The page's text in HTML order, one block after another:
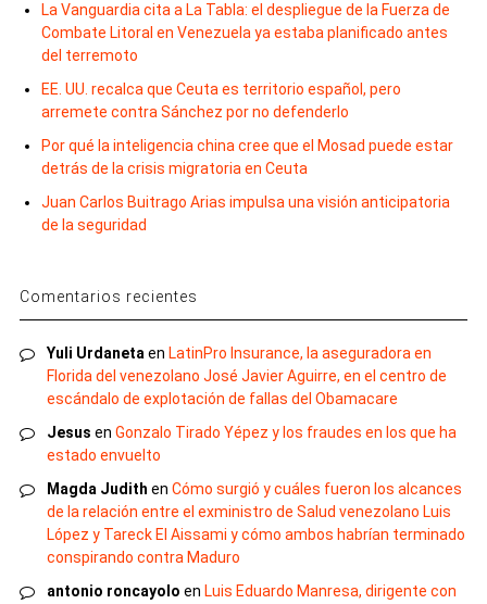
La Vanguardia cita a La Tabla: el despliegue de la Fuerza de
Combate Litoral en Venezuela ya estaba planificado antes
del terremoto
EE. UU. recalca que Ceuta es territorio español, pero
arremete contra Sánchez por no defenderlo
Por qué la inteligencia china cree que el Mosad puede estar
detrás de la crisis migratoria en Ceuta
Juan Carlos Buitrago Arias impulsa una visión anticipatoria
de la seguridad
Comentarios recientes
Yuli Urdanetaen LatinPro Insurance, la aseguradora en
Florida del venezolano José Javier Aguirre, en el centro de
escándalo de explotación de fallas del Obamacare
Jesus en Gonzalo Tirado Yépez y los fraudes en los que ha
estado envuelto
Magda Judith en Cómo surgió y cuáles fueron los alcances
de la relación entre el exministro de Salud venezolano Luis
López y Tareck El Aissami y cómo ambos habrían terminado
conspirando contra Maduro
antonio roncayolo en Luis Eduardo Manresa, dirigente con